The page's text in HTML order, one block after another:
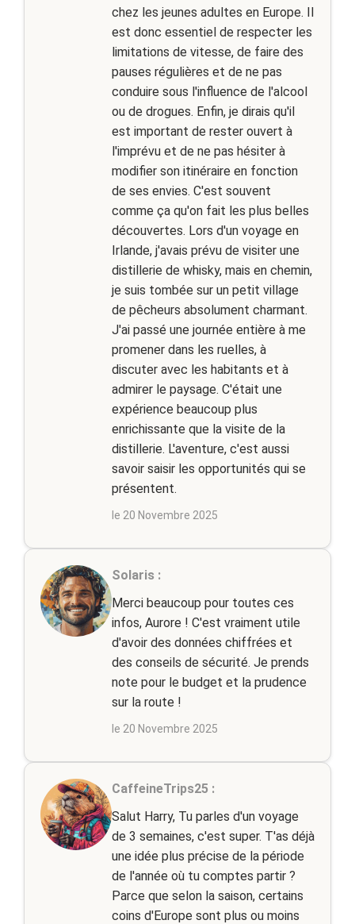
chez les jeunes adultes en Europe. Il
est donc essentiel de respecter les
limitations de vitesse, de faire des
pauses régulières et de ne pas
conduire sous l'influence de l'alcool
ou de drogues. Enfin, je dirais qu'il
est important de rester ouvert à
l'imprévu et de ne pas hésiter à
modifier son itinéraire en fonction
de ses envies. C'est souvent
comme ça qu'on fait les plus belles
découvertes. Lors d'un voyage en
Irlande, j'avais prévu de visiter une
distillerie de whisky, mais en chemin,
je suis tombée sur un petit village
de pêcheurs absolument charmant.
J'ai passé une journée entière à me
promener dans les ruelles, à
discuter avec les habitants et à
admirer le paysage. C'était une
expérience beaucoup plus
enrichissante que la visite de la
distillerie. L'aventure, c'est aussi
savoir saisir les opportunités qui se
présentent.
le 20 Novembre 2025
Solaris :
Merci beaucoup pour toutes ces
infos, Aurore ! C'est vraiment utile
d'avoir des données chiffrées et
des conseils de sécurité. Je prends
note pour le budget et la prudence
sur la route !
le 20 Novembre 2025
CaffeineTrips25 :
Salut Harry, Tu parles d'un voyage
de 3 semaines, c'est super. T'as déjà
une idée plus précise de la période
de l'année où tu comptes partir ?
Parce que selon la saison, certains
coins d'Europe sont plus ou moins